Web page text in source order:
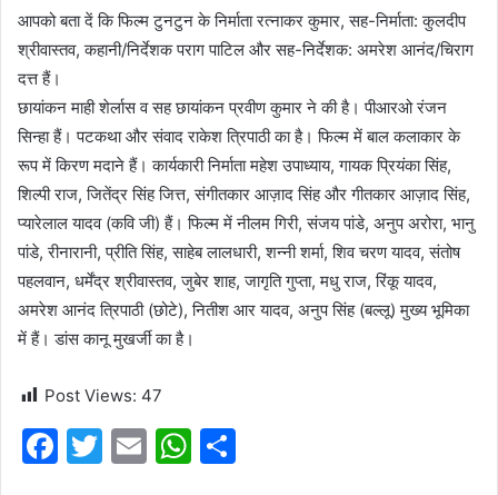
आपको बता दें कि फिल्म टुनटुन के निर्माता रत्नाकर कुमार, सह-निर्माता: कुलदीप
श्रीवास्तव, कहानी/निर्देशक पराग पाटिल और सह-निर्देशक: अमरेश आनंद/चिराग
दत्त हैं।
छायांकन माही शेर्लास व सह छायांकन प्रवीण कुमार ने की है। पीआरओ रंजन
सिन्हा हैं। पटकथा और संवाद राकेश त्रिपाठी का है। फिल्म में बाल कलाकार के
रूप में किरण मदाने हैं। कार्यकारी निर्माता महेश उपाध्याय, गायक प्रियंका सिंह,
शिल्पी राज, जितेंद्र सिंह जित्त, संगीतकार आज़ाद सिंह और गीतकार आज़ाद सिंह,
प्यारेलाल यादव (कवि जी) हैं। फिल्म में नीलम गिरी, संजय पांडे, अनुप अरोरा, भानु
पांडे, रीनारानी, ​​प्रीति सिंह, साहेब लालधारी, शन्नी शर्मा, शिव चरण यादव, संतोष
पहलवान, धर्मेंद्र श्रीवास्तव, जुबेर शाह, जागृति गुप्ता, मधु राज, रिंकू यादव,
अमरेश आनंद त्रिपाठी (छोटे), नितीश आर यादव, अनुप सिंह (बल्लू) मुख्य भूमिका
में हैं। डांस कानू मुखर्जी का है।
Post Views: 47
F
T
E
W